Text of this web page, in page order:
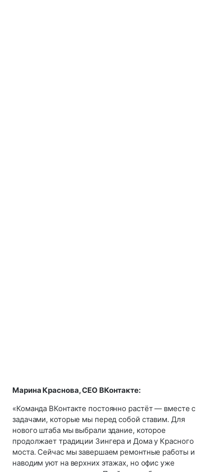
Марина Краснова, CEO ВКонтакте:
«Команда ВКонтакте постоянно растёт — вместе с
задачами, которые мы перед собой ставим. Для
нового штаба мы выбрали здание, которое
продолжает традиции Зингера и Дома у Красного
моста. Сейчас мы завершаем ремонтные работы и
наводим уют на верхних этажах, но офис уже